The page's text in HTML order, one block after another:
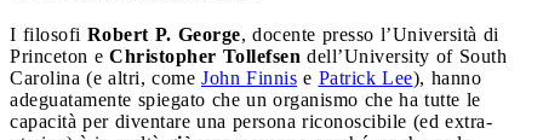
I filosofi Robert P. George, docente presso l’Università di
Princeton e Christopher Tollefsen dell’University of South
Carolina (e altri, come John Finnis e Patrick Lee), hanno
adeguatamente spiegato che un organismo che ha tutte le
capacità per diventare una persona riconoscibile (ed extra-